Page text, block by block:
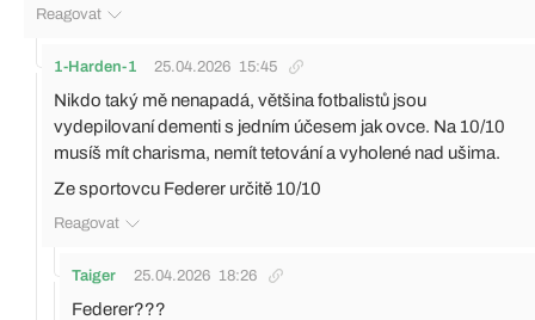
Reagovat
1-Harden-1 25.04.2026 15:45
Nikdo taký mě nenapadá, většina fotbalistů jsou
vydepilovaní dementi s jedním účesem jak ovce. Na 10/10
musíš mít charisma, nemít tetování a vyholené nad ušima.
Ze sportovcu Federer určitě 10/10
Reagovat
Taiger 25.04.2026 18:26
Federer???